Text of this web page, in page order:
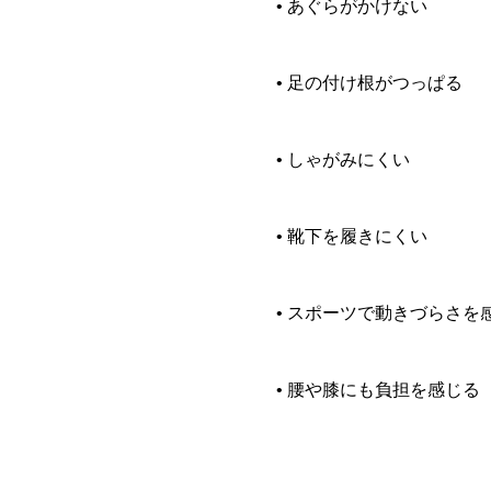
• あぐらがかけない
• 足の付け根がつっぱる
• しゃがみにくい
• 靴下を履きにくい
• スポーツで動きづらさを
• 腰や膝にも負担を感じる